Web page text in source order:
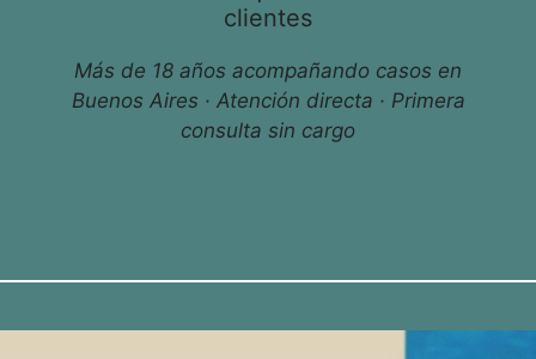
clientes
Más de 18 años acompañando casos en
Buenos Aires · Atención directa · Primera
consulta sin cargo